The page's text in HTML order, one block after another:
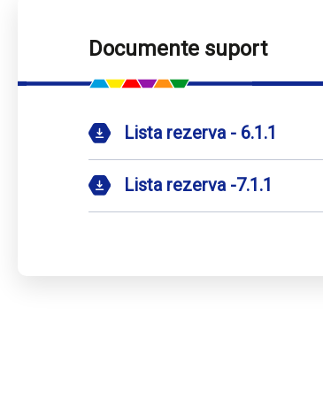
Documente suport
Lista rezerva - 6.1.1
Lista rezerva -7.1.1